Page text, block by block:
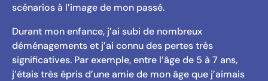
scénarios à l’image de mon passé.
Durant mon enfance, j’ai subi de nombreux
déménagements et j’ai connu des pertes très
significatives. Par exemple, entre l’âge de 5 à 7 ans,
j’étais très épris d’une amie de mon âge que j’aimais